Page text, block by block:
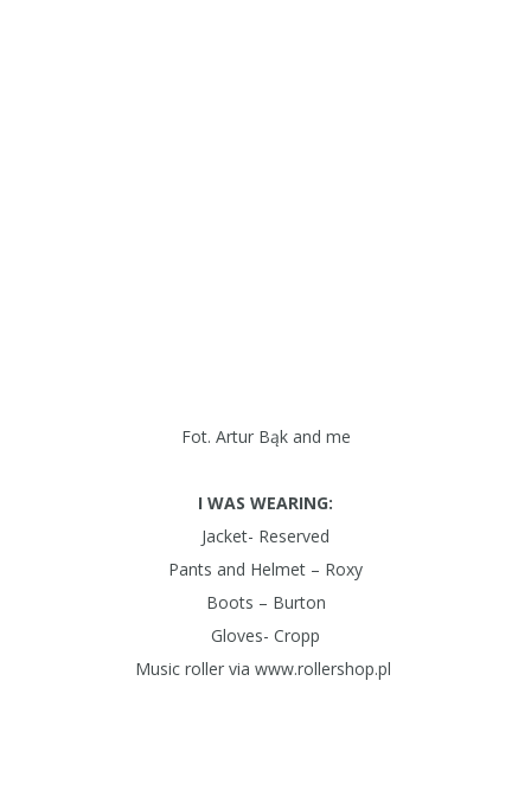
Fot. Artur Bąk and me
I WAS WEARING:
Jacket- Reserved
Pants and Helmet – Roxy
Boots – Burton
Gloves- Cropp
Music roller via www.rollershop.pl